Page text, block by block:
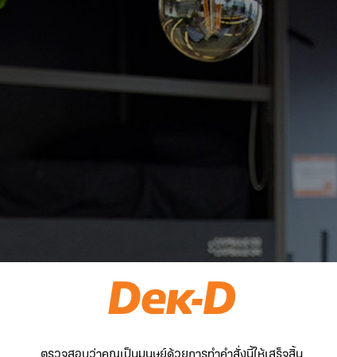
ตรวจสอบว่าคุณเป็นมนุษย์ด้วยการทำคำสั่งนี้ให้เสร็จสิ้น